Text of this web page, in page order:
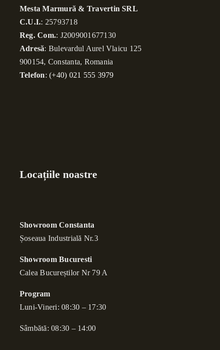
Mesta Marmură & Travertin SRL
C.U.I.: 25793718
Reg. Com.: J2009001677130
Adresă: Bulevardul Aurel Vlaicu 125
900154, Constanta, Romania
Telefon:(+40) 021 555 3979
Locațiile noastre
Showroom Constanta
Șoseaua Industrială Nr.3
Showroom Bucuresti
Calea Bucureștilor Nr 79 A
Program
Luni-Vineri: 08:30 – 17:30
Sâmbătă: 08:30 – 14:00